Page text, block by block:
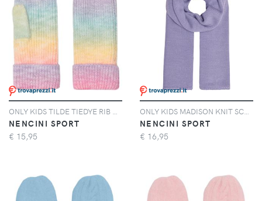
NENCINI SPORT
€ 15,95
NENCINI SPORT
€ 16,95